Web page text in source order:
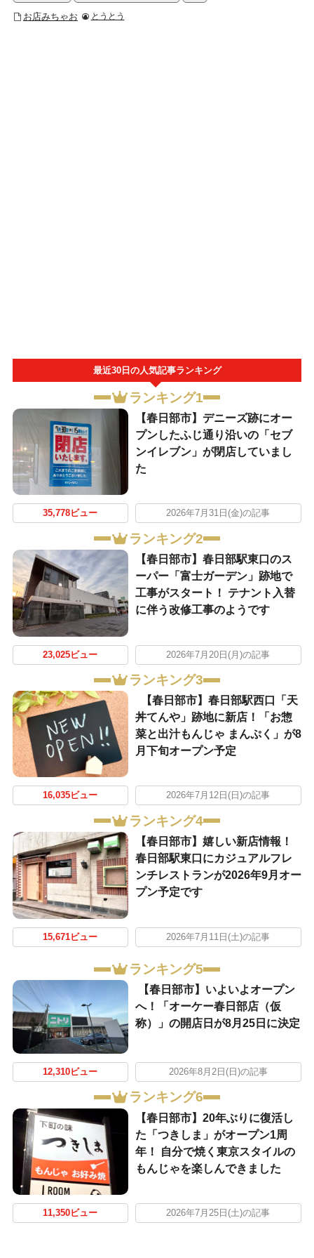
お店みちゃお とうとう
最近30日の人気記事ランキング
ランキング1
【春日部市】デニーズ跡にオー
プンしたふじ通り沿いの「セブ
ンイレブン」が閉店していまし
た
35,778ビュー 2026年7月31日(金)の記事
ランキング2
【春日部市】春日部駅東口のス
ーパー「富士ガーデン」跡地で
工事がスタート！ テナント入替
に伴う改修工事のようです
23,025ビュー 2026年7月20日(月)の記事
ランキング3
【春日部市】春日部駅西口「天
丼てんや」跡地に新店！「お惣
菜と出汁もんじゃ まんぷく」が8
月下旬オープン予定
16,035ビュー 2026年7月12日(日)の記事
ランキング4
【春日部市】嬉しい新店情報！
春日部駅東口にカジュアルフレ
ンチレストランが2026年9月オー
プン予定です
15,671ビュー 2026年7月11日(土)の記事
ランキング5
【春日部市】いよいよオープン
へ！「オーケー春日部店（仮
称）」の開店日が8月25日に決定
12,310ビュー 2026年8月2日(日)の記事
ランキング6
【春日部市】20年ぶりに復活し
た「つきしま」がオープン1周
年！ 自分で焼く東京スタイルの
もんじゃを楽しんできました
11,350ビュー 2026年7月25日(土)の記事